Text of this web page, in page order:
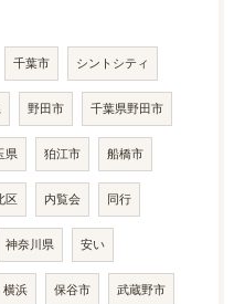
千葉市 シントシティ
野田市 千葉県野田市
県 狛江市 船橋市
区 内覧会 同行
神奈川県 安い
横浜 保谷市 武蔵野市